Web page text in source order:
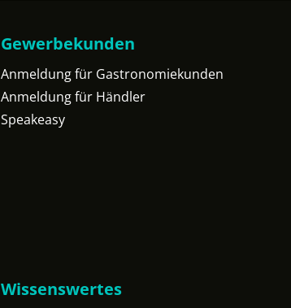
Gewerbekunden
Anmeldung für Gastronomiekunden
Anmeldung für Händler
Speakeasy
Wissenswertes